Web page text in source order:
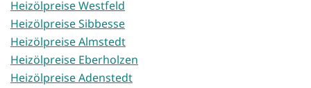
Heizölpreise Westfeld
Heizölpreise Sibbesse
Heizölpreise Almstedt
Heizölpreise Eberholzen
Heizölpreise Adenstedt